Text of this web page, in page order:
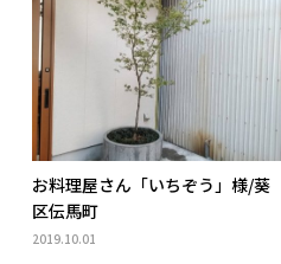
お料理屋さん「いちぞう」様/葵
区伝馬町
2019.10.01